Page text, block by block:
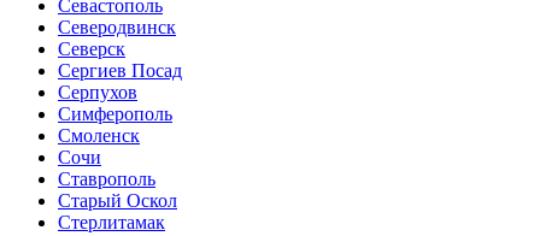
Севастополь
Северодвинск
Северск
Сергиев Посад
Серпухов
Симферополь
Смоленск
Сочи
Ставрополь
Старый Оскол
Стерлитамак